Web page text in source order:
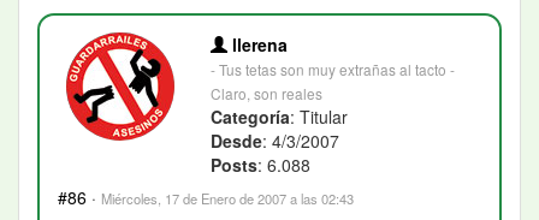
llerena
- Tus tetas son muy extrañas al tacto -
Claro, son reales
Categoría: Titular
Desde: 4/3/2007
Posts: 6.088
#86 · Miércoles, 17 de Enero de 2007 a las 02:43